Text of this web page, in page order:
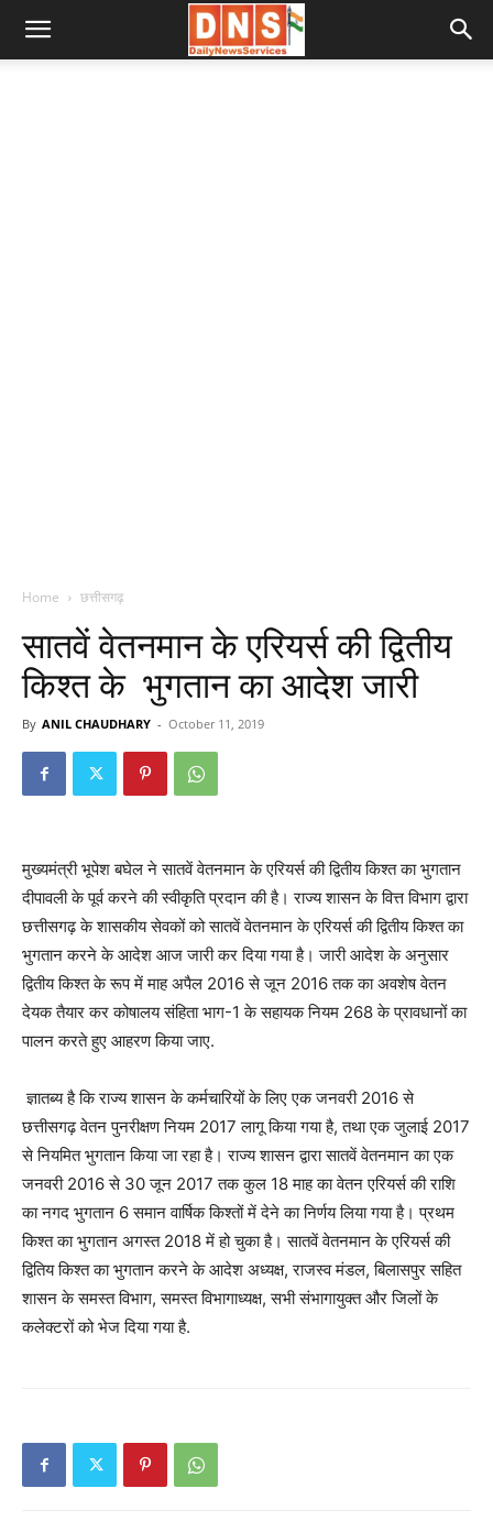
Home छत्तीसगढ़
सातवें वेतनमान के एरियर्स की द्वितीय
किश्त के भुगतान का आदेश जारी
By ANIL CHAUDHARY - October 11, 2019
मुख्यमंत्री भूपेश बघेल ने सातवें वेतनमान के एरियर्स की द्वितीय किश्त का भुगतान
दीपावली के पूर्व करने की स्वीकृति प्रदान की है। राज्य शासन के वित्त विभाग द्वारा
छत्तीसगढ़ के शासकीय सेवकों को सातवें वेतनमान के एरियर्स की द्वितीय किश्त का
भुगतान करने के आदेश आज जारी कर दिया गया है। जारी आदेश के अनुसार
द्वितीय किश्त के रूप में माह अपैल 2016 से जून 2016 तक का अवशेष वेतन
देयक तैयार कर कोषालय संहिता भाग-1 के सहायक नियम 268 के प्रावधानों का
पालन करते हुए आहरण किया जाए.
ज्ञातब्य है कि राज्य शासन के कर्मचारियों के लिए एक जनवरी 2016 से
छत्तीसगढ़ वेतन पुनरीक्षण नियम 2017 लागू किया गया है, तथा एक जुलाई 2017
से नियमित भुगतान किया जा रहा है। राज्य शासन द्वारा सातवें वेतनमान का एक
जनवरी 2016 से 30 जून 2017 तक कुल 18 माह का वेतन एरियर्स की राशि
का नगद भुगतान 6 समान वार्षिक किश्तों में देने का निर्णय लिया गया है। प्रथम
किश्त का भुगतान अगस्त 2018 में हो चुका है। सातवें वेतनमान के एरियर्स की
द्वितिय किश्त का भुगतान करने के आदेश अध्यक्ष, राजस्व मंडल, बिलासपुर सहित
शासन के समस्त विभाग, समस्त विभागाध्यक्ष, सभी संभागायुक्त और जिलों के
कलेक्टरों को भेज दिया गया है.